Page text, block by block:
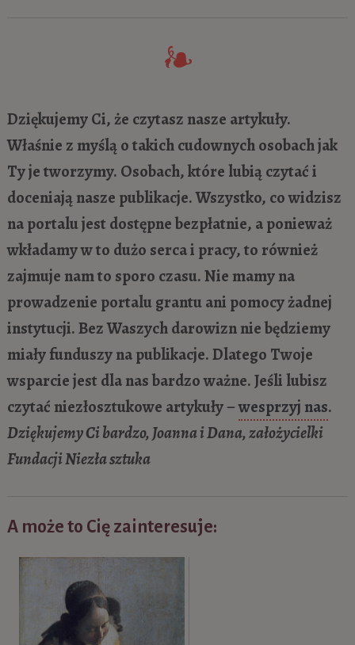
Dziękujemy Ci, że czytasz nasze artykuły.
Właśnie z myślą o takich cudownych osobach jak
Ty je tworzymy. Osobach, które lubią czytać i
doceniają nasze publikacje. Wszystko, co widzisz
na portalu jest dostępne bezpłatnie, a ponieważ
wkładamy w to dużo serca i pracy, to również
zajmuje nam to sporo czasu. Nie mamy na
prowadzenie portalu grantu ani pomocy żadnej
instytucji. Bez Waszych darowizn nie będziemy
miały funduszy na publikacje. Dlatego Twoje
wsparcie jest dla nas bardzo ważne. Jeśli lubisz
czytać niezłosztukowe artykuły –wesprzyj nas.
Dziękujemy Ci bardzo, Joanna i Dana, założycielki
Fundacji Niezła sztuka
A może to Cię zainteresuje: